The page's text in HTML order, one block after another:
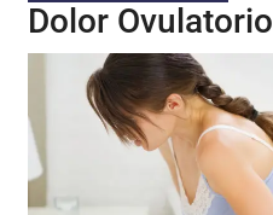
Dolor Ovulatorio